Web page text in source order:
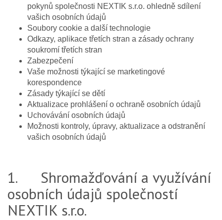
pokynů společnosti NEXTIK s.r.o. ohledně sdílení
vašich osobních údajů
Soubory cookie a další technologie
Odkazy, aplikace třetích stran a zásady ochrany
soukromí třetích stran
Zabezpečení
Vaše možnosti týkající se marketingové
korespondence
Zásady týkající se dětí
Aktualizace prohlášení o ochraně osobních údajů
Uchovávání osobních údajů
Možnosti kontroly, úpravy, aktualizace a odstranění
vašich osobních údajů
1. Shromažďování a využívání
osobních údajů společností
NEXTIK s.r.o.